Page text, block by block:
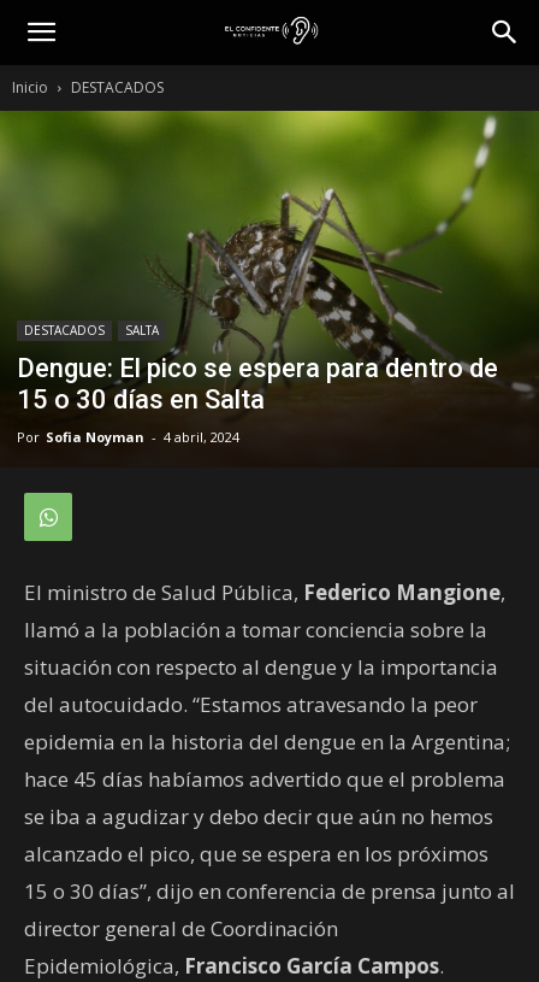
Inicio DESTACADOS
DESTACADOS SALTA
Dengue: El pico se espera para dentro de
15 o 30 días en Salta
Por Sofia Noyman - 4 abril, 2024
El ministro de Salud Pública, Federico Mangione,
llamó a la población a tomar conciencia sobre la
situación con respecto al dengue y la importancia
del autocuidado. “Estamos atravesando la peor
epidemia en la historia del dengue en la Argentina;
hace 45 días habíamos advertido que el problema
se iba a agudizar y debo decir que aún no hemos
alcanzado el pico, que se espera en los próximos
15 o 30 días”, dijo en conferencia de prensa junto al
director general de Coordinación
Epidemiológica, Francisco García Campos.